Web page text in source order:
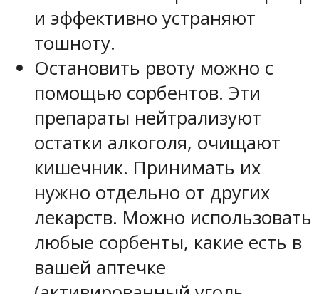
и эффективно устраняют
тошноту.
Остановить рвоту можно с
помощью сорбентов. Эти
препараты нейтрализуют
остатки алкоголя, очищают
кишечник. Принимать их
нужно отдельно от других
лекарств. Можно использовать
любые сорбенты, какие есть в
вашей аптечке